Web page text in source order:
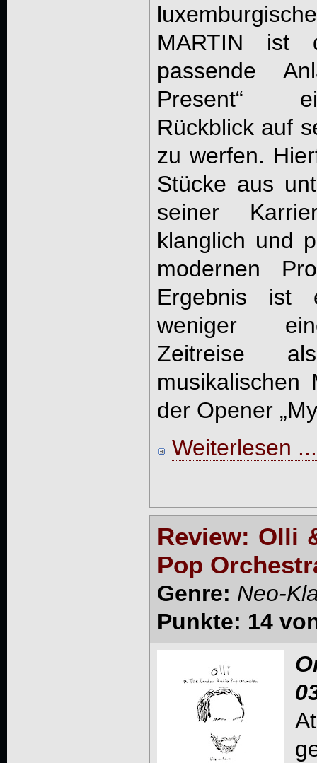
MARTIN ist
passende
Present“
Rückblick auf
zu werfen.
Stücke aus
seiner
klanglich und
modernen
Ergebnis ist
weniger
Zeitreise
musikalischen
der Opener
Weiterlesen ...
Review: Olli
Pop
Genre: Neo-
Punkte: 14